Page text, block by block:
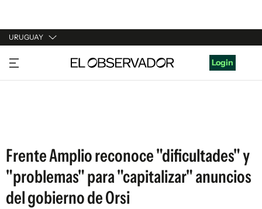
URUGUAY
URUGUAY
ARGENTINA
Login
Frente Amplio reconoce "dificultades" y
"problemas" para "capitalizar" anuncios
del gobierno de Orsi